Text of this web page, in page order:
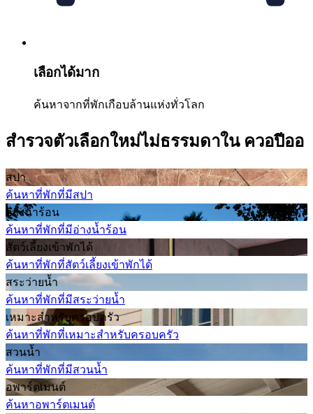
เลือกได้มาก
ค้นหาจากที่พักเกือบล้านแห่งทั่วโลก
สำรวจตัวเลือกใหม่ไม่ธรรมดาใน ควอปีออ
สปา
ค้นหาที่พักที่มีสปา
อ่างน้ำร้อน
ค้นหาที่พักที่มีอ่างน้ำร้อน
สัตว์เลี้ยงเข้าพักได้
ค้นหาที่พักที่สัตว์เลี้ยงเข้าพักได้
สระว่ายน้ำ
ค้นหาที่พักที่มีสระว่ายน้ำ
เหมาะสำหรับครอบครัว
ค้นหาที่พักที่เหมาะสำหรับครอบครัว
สวนน้ำ
ค้นหาที่พักที่มีสวนน้ำ
อพาร์ตเมนต์
ค้นหาอพาร์ตเมนต์